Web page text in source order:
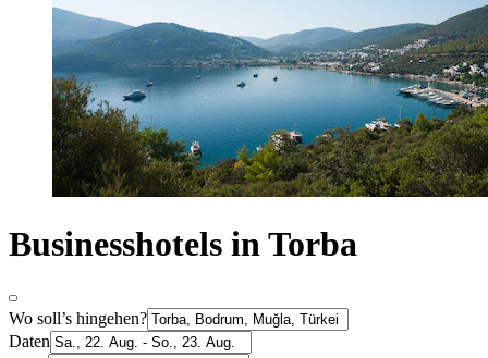
Businesshotels in Torba
Wo soll’s hingehen?
Daten